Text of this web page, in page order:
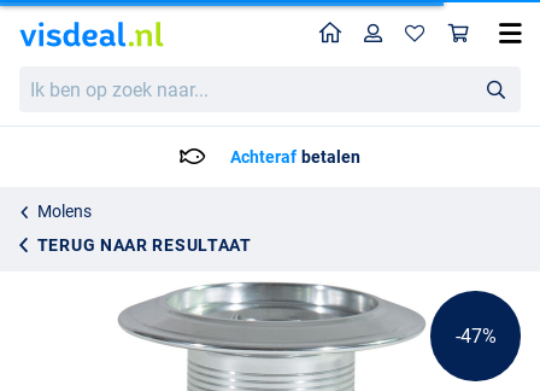
ben
HomeProfiel
Achteraf betalen
Molens
TERUG NAAR RESULTAAT
Ultimate FSX Reservespoel
14.95
-47%